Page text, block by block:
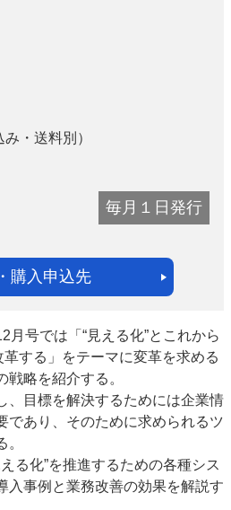
み・送料別）
毎月１日発行
購入申込先
月号では 「“見える化”とこれから
する」をテーマに変革を求める
略を紹介する。
、目標を解決するためには企業情
であり、そのために求められるツ
る化”を推進するための各種シス
入事例と業務改善の効果を解説す